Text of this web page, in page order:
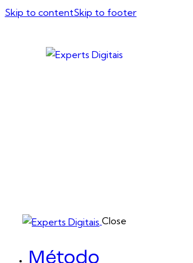
Skip to contentSkip to footer
Close
Método